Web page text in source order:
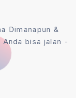
Dimanapun &
Anda bisa jalan -